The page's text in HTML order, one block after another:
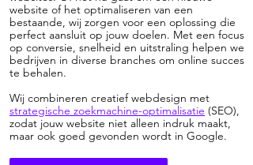
website of het optimaliseren van een
bestaande, wij zorgen voor een oplossing die
perfect aansluit op jouw doelen. Met een focus
op conversie, snelheid en uitstraling helpen we
bedrijven in diverse branches om online succes
te behalen.
Wij combineren creatief webdesign met
strategische zoekmachine-optimalisatie (SEO),
zodat jouw website niet alleen indruk maakt,
maar ook goed gevonden wordt in Google.